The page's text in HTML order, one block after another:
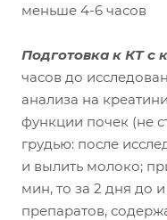
меньше 4-6 часов
Подготовка к КТ с
часов до
анализа на
функции почек (не
грудью: после
и вылить молоко;
мин, то за 2 дня до
препаратов,